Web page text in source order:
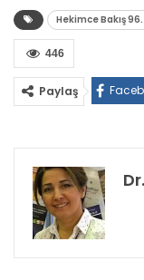
Hekimce Bakış 96.
446
Paylaş